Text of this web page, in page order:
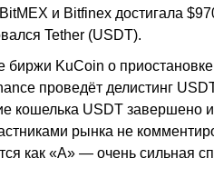
и Bitfinex достигала
Tether (USDT).
KuCoin о
проведёт делистинг
кошелька USDT завершено
рынка не
как «А» — очень сильная